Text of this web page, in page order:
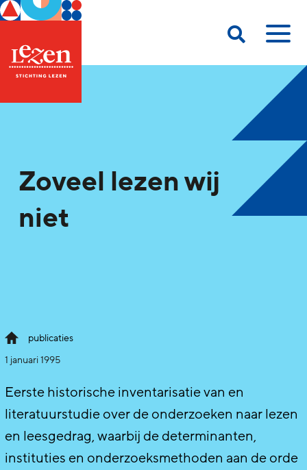
Zoveel lezen wij
niet
publicaties
1 januari 1995
Eerste historische inventarisatie van en
literatuurstudie over de onderzoeken naar lezen
en leesgedrag, waarbij de determinanten,
instituties en onderzoeksmethoden aan de orde